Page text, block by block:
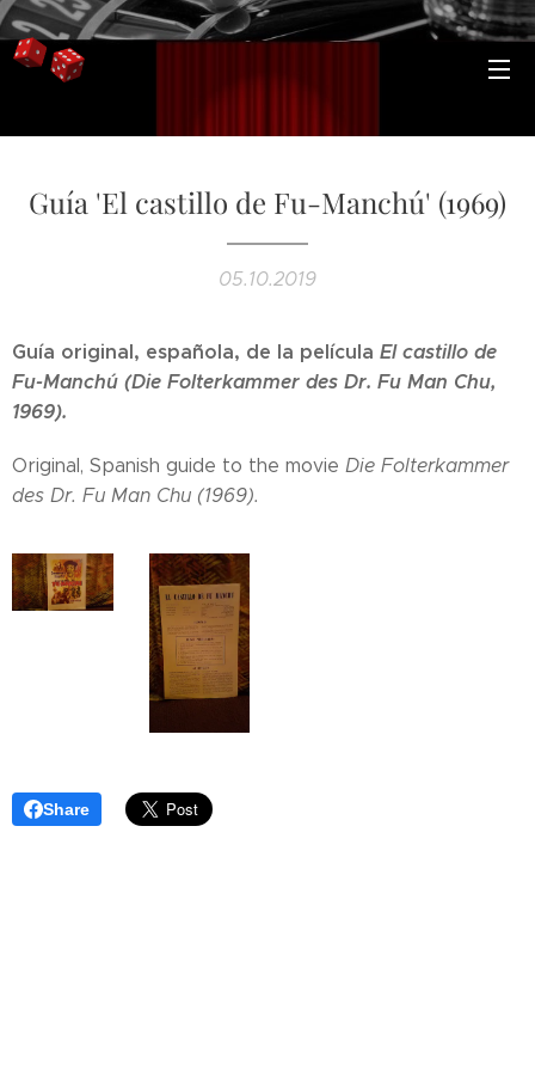
Guía 'El castillo de Fu-Manchú' (1969)
05.10.2019
Guía original, española, de la película El castillo de
Fu-Manchú (Die Folterkammer des Dr. Fu Man Chu,
1969).
Original, Spanish guide to the movie Die Folterkammer
des Dr. Fu Man Chu (1969).
Share